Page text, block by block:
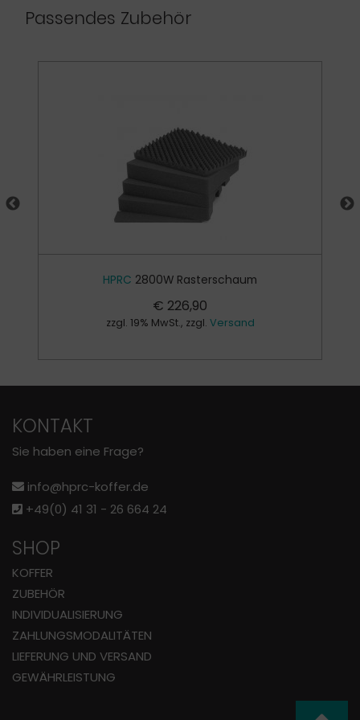
Passendes Zubehör
HPRC 2800W Rasterschaum
€ 226,90
zzgl. 19% MwSt., zzgl. Versand
KONTAKT
Sie haben eine Frage?
info@hprc-koffer.de
+49(0) 41 31 - 26 664 24
SHOP
KOFFER
ZUBEHÖR
INDIVIDUALISIERUNG
ZAHLUNGS­MODALITÄTEN
LIEFERUNG UND VERSAND
GEWÄHRLEISTUNG